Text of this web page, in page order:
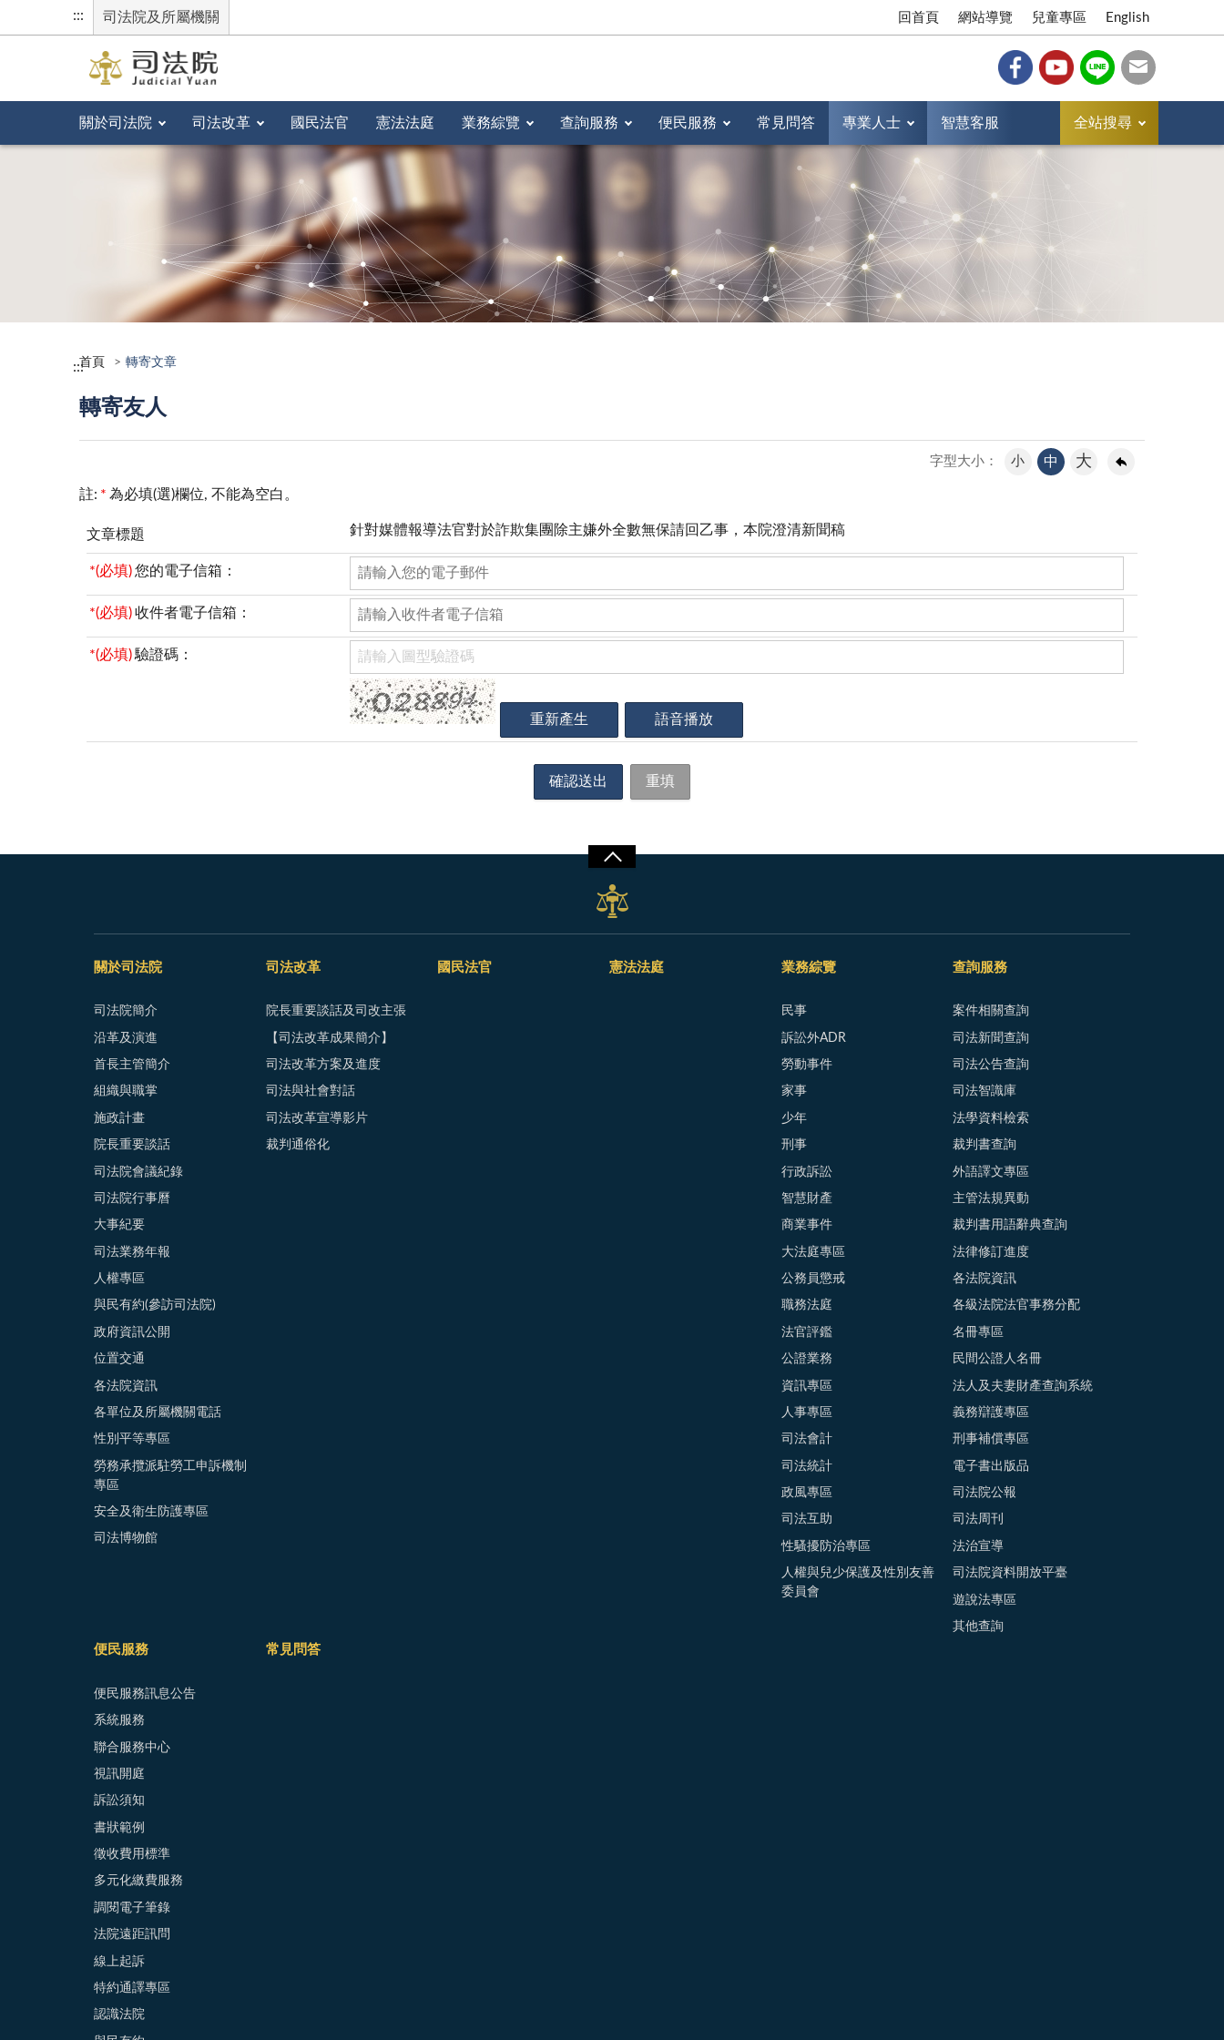
::: 司法院及所屬機關 回首頁 網站導覽 兒童專區 English
關於司法院 司法改革 國民法官 憲法法庭 業務綜覽 查詢服務 便民服務 常見問答 專業人士 智慧客服 全站搜尋
:::首頁 轉寄文章
轉寄友人
字型大小： 小 中 大
註: * 為必填(選)欄位, 不能為空白。
文章標題 針對媒體報導法官對於詐欺集團除主嫌外全數無保請回乙事，本院澄清新聞稿
*(必填) 您的電子信箱：
*(必填) 收件者電子信箱：
*(必填) 驗證碼：
關於司法院
司法院簡介
沿革及演進
首長主管簡介
組織與職掌
施政計畫
院長重要談話
司法院會議紀錄
司法院行事曆
大事紀要
司法業務年報
人權專區
與民有約(參訪司法院)
政府資訊公開
位置交通
各法院資訊
各單位及所屬機關電話
性別平等專區
勞務承攬派駐勞工申訴機制
專區
安全及衛生防護專區
司法博物館
司法改革
院長重要談話及司改主張
【司法改革成果簡介】
司法改革方案及進度
司法與社會對話
司法改革宣導影片
裁判通俗化
國民法官 憲法法庭 業務綜覽
民事
訴訟外ADR
勞動事件
家事
少年
刑事
行政訴訟
智慧財產
商業事件
大法庭專區
公務員懲戒
職務法庭
法官評鑑
公證業務
資訊專區
人事專區
司法會計
司法統計
政風專區
司法互助
性騷擾防治專區
人權與兒少保護及性別友善
委員會
查詢服務
案件相關查詢
司法新聞查詢
司法公告查詢
司法智識庫
法學資料檢索
裁判書查詢
外語譯文專區
主管法規異動
裁判書用語辭典查詢
法律修訂進度
各法院資訊
各級法院法官事務分配
名冊專區
民間公證人名冊
法人及夫妻財產查詢系統
義務辯護專區
刑事補償專區
電子書出版品
司法院公報
司法周刊
法治宣導
司法院資料開放平臺
遊說法專區
其他查詢
便民服務
便民服務訊息公告
系統服務
聯合服務中心
視訊開庭
訴訟須知
書狀範例
徵收費用標準
多元化繳費服務
調閱電子筆錄
法院遠距訊問
線上起訴
特約通譯專區
認識法院
常見問答